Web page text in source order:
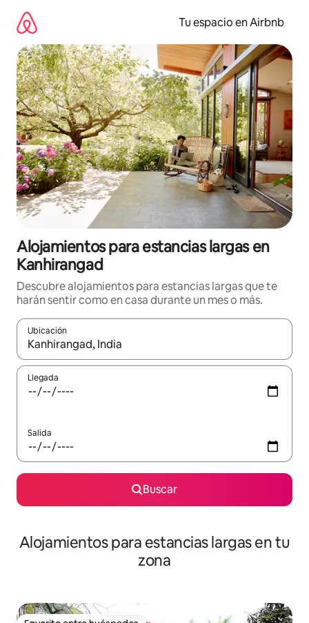
contenido
Tu espacio en Airbnb
Alojamientos para estancias largas en
Kanhirangad
Descubre alojamientos para estancias largas que te
harán sentir como en casa durante un mes o más.
Ubicación
Cuando los resultados estén disponibles, podrás navegar
Llegada
Salida
Buscar
Alojamientos para estancias largas en tu
zona